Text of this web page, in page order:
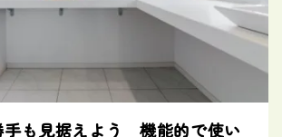
手も見据えよう 機能的で使い